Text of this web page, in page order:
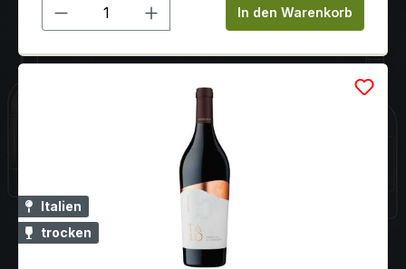
Rocca:Was diese drei Weine verbindet, sind ihre
Rundheit, ihre kräftigen Aromen und ihre breite,
eigenen Besonderheiten einzigartig gemacht: die
Reichhaltigkeit der Düfte und die elegante Struktur
und sanfte Süße des Primitivo di Manduria und die
dunkle Farbe und abschließende angenehme
Bitternote des Negroamaro; Cabernet Merlot, eine
kraftvolle Cuvée, die mit tiefen Beerenaromen,
samtigem Merlot und der eleganten Struktur des
Cabernet Sauvignon zu einem absolut harmonischen
Genuss verschmilzt.
Produkt Anzahl: Gib denIn den Warenkorb
Italien
trocken